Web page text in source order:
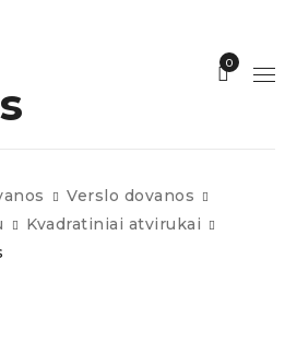
0
Verslo dovanos
Kvadratiniai atvirukai